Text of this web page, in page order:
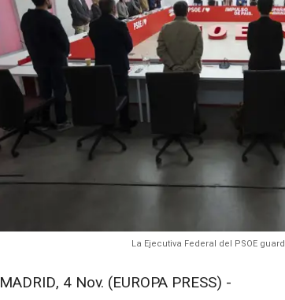
La Ejecutiva Federal del PSOE
MADRID, 4 Nov. (EUROPA PRESS) -